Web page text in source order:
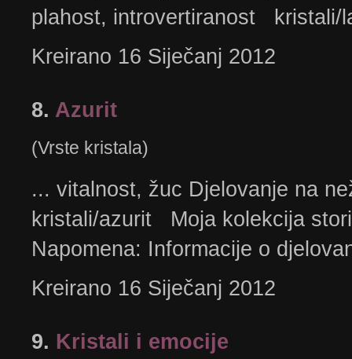
plahost, introvertiranost kristali/
Kreirano 16 Siječanj 2012
8. Azurit
(Vrste kristala)
... vitalnost, žuc Djelovanje na
kristali/azurit Moja kolekcija
Napomena: Informacije o
Kreirano 16 Siječanj 2012
9. Kristali i emocije